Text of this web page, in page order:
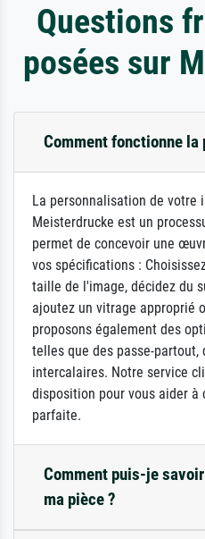
Questions
posées sur
Comment fonctionne
La personnalisation de votre
Meisterdrucke est un
permet de concevoir une
vos spécifications :
taille de l'image, décidez du
ajoutez un vitrage approprié
proposons également des
telles que des passe-partout,
intercalaires. Notre service
disposition pour vous aider
parfaite.
Comment puis-je
ma pièce ?